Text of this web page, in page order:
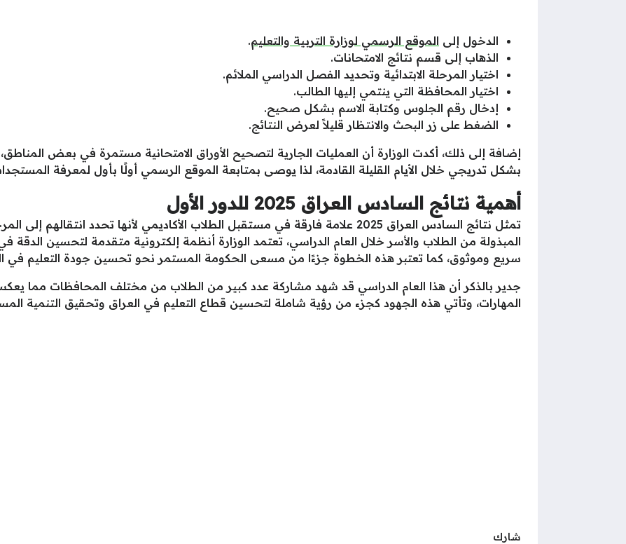
الدخول إلى الموقع الرسمي لوزارة التربية والتعليم.
الذهاب إلى قسم نتائج الامتحانات.
اختيار المرحلة الابتدائية وتحديد الفصل الدراسي الملائم.
اختيار المحافظة التي ينتمي إليها الطالب.
إدخال رقم الجلوس وكتابة الاسم بشكل صحيح.
الضغط على زر البحث والانتظار قليلاً لعرض النتائج.
إضافة إلى ذلك، أكدت الوزارة أن العمليات الجارية لتصحيح الأوراق الامتحانية مستمرة في بعض
بشكل تدريجي خلال الأيام القليلة القادمة، لذا يوصى بمتابعة الموقع الرسمي أولًا بأول لمعرفة
أهمية نتائج السادس العراق 2025 للدور الأول
تمثل نتائج السادس العراق 2025 علامة فارقة في مستقبل الطلاب الأكاديمي لأنها تحدد
المبذولة من الطلاب والأسر خلال العام الدراسي، تعتمد الوزارة أنظمة إلكترونية متقدمة لتحسين الدقة
سريع وموثوق، كما تعتبر هذه الخطوة جزءًا من مسعى الحكومة المستمر نحو تحسين جودة التعليم في
جدير بالذكر أن هذا العام الدراسي قد شهد مشاركة عدد كبير من الطلاب من مختلف المحافظات مما يعكس
المهارات، وتأتي هذه الجهود كجزء من رؤية شاملة لتحسين قطاع التعليم في العراق وتحقيق التنمية
شارك